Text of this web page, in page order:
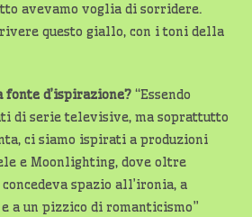
avevamo voglia di sorridere.
questo giallo, con i toni della
fonte d’ispirazione? “Essendo
di serie televisive, ma soprattutto
ci siamo ispirati a produzioni
e Moonlighting, dove oltre
spazio all’ironia, a
a un pizzico di romanticismo”